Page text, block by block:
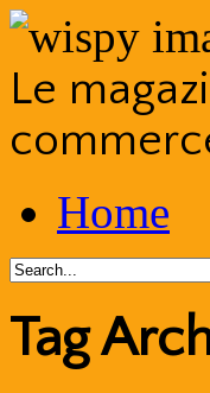
Le
to
contentHome
Tag